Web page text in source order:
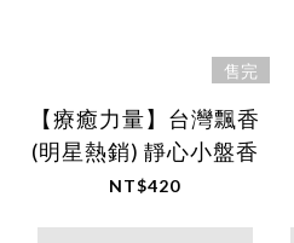
售完
【療癒力量】台灣飄香
(明星熱銷) 靜心小盤香
NT$420